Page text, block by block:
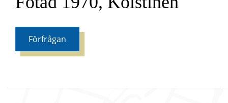
Förfrågan